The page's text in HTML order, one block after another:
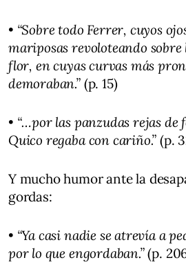
• “Sobre todo Ferrer, cuyos
mariposas revoloteando sobre
flor, en cuyas curvas más
demoraban.”(p. 15)
• “…por las panzudas rejas de
Quico regaba con cariño.” (p.
Y mucho humor ante la
gordas:
• “Ya casi nadie se atrevía a
por lo que engordaban.”(p.